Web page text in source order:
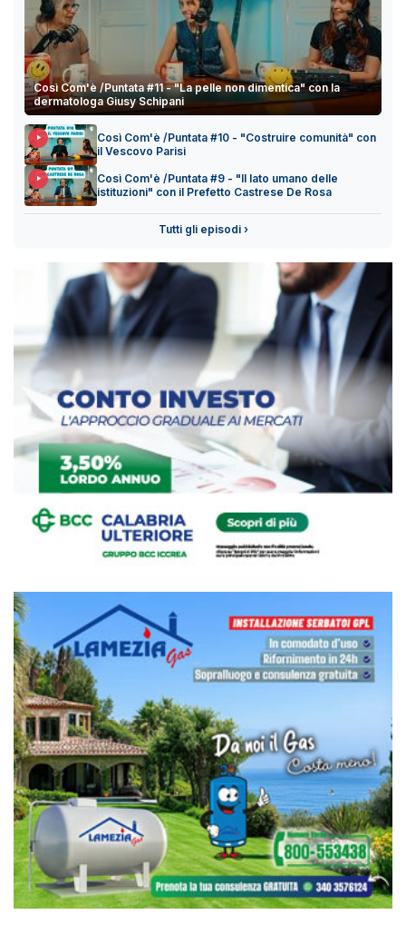
Così Com'è /Puntata #11 - "La pelle non dimentica" con la
dermatologa Giusy Schipani
Così Com'è /Puntata #10 - "Costruire comunità" con
il Vescovo Parisi
Così Com'è /Puntata #9 - "Il lato umano delle
istituzioni" con il Prefetto Castrese De Rosa
Tutti gli episodi ›